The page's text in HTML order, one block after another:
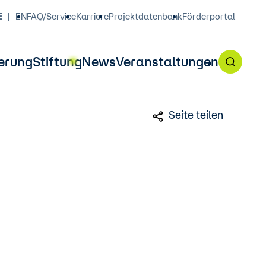
StiftungNewsVeranstaltungen
ENFAQ/ServiceKarriereProjektdatenbankFörderportal
Seite teilen